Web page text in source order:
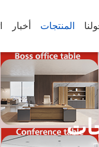
المنتجات أخبار